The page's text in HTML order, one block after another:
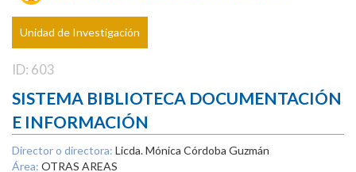
Unidad de Investigación
ID: 603
SISTEMA BIBLIOTECA DOCUMENTACIÓN
E INFORMACIÓN
Director o directora: Licda. Mónica Córdoba Guzmán
Área: OTRAS AREAS